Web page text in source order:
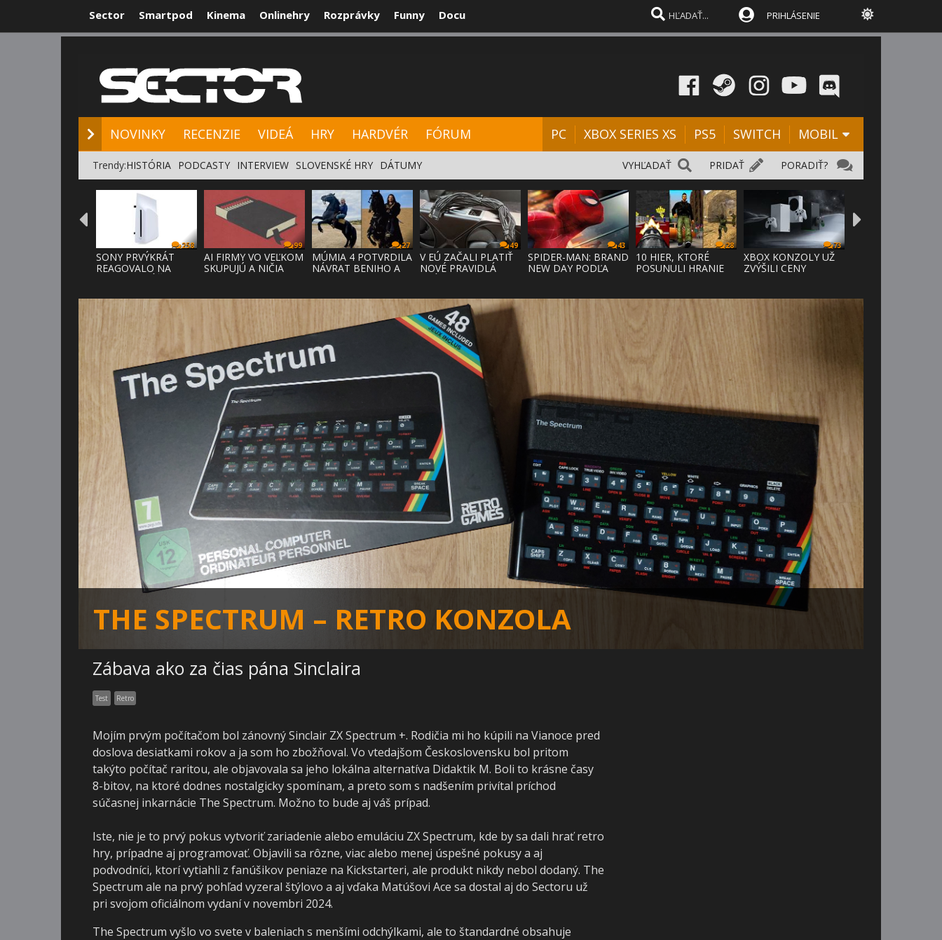
Sector Smartpod Kinema Onlinehry Rozprávky Funny Docu PRIHLÁSENIE
NOVINKY RECENZIE VIDEÁ HRY HARDVÉR FÓRUM PC XBOX SERIES XS PS5 SWITCH MOBIL
PORADIŤ?
PRIDAŤ
VYHĽADAŤ
Trendy:HISTÓRIA PODCASTY INTERVIEW SLOVENSKÉ HRY DÁTUMY
258
SONY PRVÝKRÁT
REAGOVALO NA
99
AI FIRMY VO VEĽKOM
SKUPUJÚ A NIČIA
27
MÚMIA 4 POTVRDILA
NÁVRAT BENIHO A
49
V EÚ ZAČALI PLATIŤ
NOVÉ PRAVIDLÁ
43
SPIDER-MAN: BRAND
NEW DAY PODĽA
28
10 HIER, KTORÉ
POSUNULI HRANIE
73
XBOX KONZOLY UŽ
ZVÝŠILI CENY
THE SPECTRUM – RETRO KONZOLA
Zábava ako za čias pána Sinclaira
Test Retro
Mojím prvým počítačom bol zánovný Sinclair ZX Spectrum +. Rodičia mi ho kúpili na Vianoce pred
doslova desiatkami rokov a ja som ho zbožňoval. Vo vtedajšom Československu bol pritom
takýto počítač raritou, ale objavovala sa jeho lokálna alternatíva Didaktik M. Boli to krásne časy
8-bitov, na ktoré dodnes nostalgicky spomínam, a preto som s nadšením privítal príchod
súčasnej inkarnácie The Spectrum. Možno to bude aj váš prípad.
Iste, nie je to prvý pokus vytvoriť zariadenie alebo emuláciu ZX Spectrum, kde by sa dali hrať retro
hry, prípadne aj programovať. Objavili sa rôzne, viac alebo menej úspešné pokusy a aj
podvodníci, ktorí vytiahli z fanúšikov peniaze na Kickstarteri, ale produkt nikdy nebol dodaný. The
Spectrum ale na prvý pohľad vyzeral štýlovo a aj vďaka Matúšovi Ace sa dostal aj do Sectoru už
pri svojom oficiálnom vydaní v novembri 2024.
The Spectrum vyšlo vo svete v baleniach s menšími odchýlkami, ale to štandardné obsahuje